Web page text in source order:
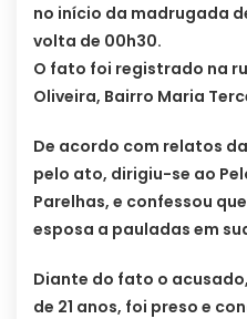
no início da madrugada
volta de 00h30.
O fato foi registrado na
Oliveira, Bairro Maria
De acordo com relatos
pelo ato, dirigiu-se ao
Parelhas, e confessou
esposa a pauladas em
Diante do fato o
de 21 anos, foi preso e